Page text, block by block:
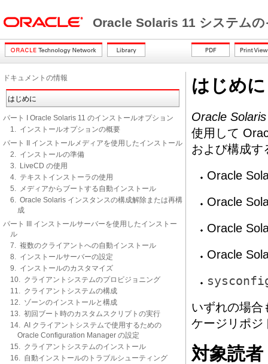
Oracle Solaris 11 システム
ドキュメントの情報
はじめに
パート I Oracle Solaris 11 のインストールオプション
1. インストールオプションの概要
パート II インストールメディアを使用したインストール
2. インストールの準備
3. LiveCD の使用
4. テキストインストーラの使用
5. メディアからブートする自動インストール
6. Oracle Solaris インスタンスの構成解除または再構
成
パート III インストールサーバーを使用したインストー
ル
7. 複数のクライアントへの自動インストール
8. インストールサーバーの設定
9. インストールのカスタマイズ
10. クライアントシステムのプロビジョニング
11. クライアントシステムの構成
12. ゾーンのインストールと構成
13. 初回ブート時のカスタムスクリプトの実行
14. AI クライアントシステムで使用するための
Oracle Configuration Manager の設定
15. クライアントシステムのインストール
16. 自動インストールのトラブルシューティング
はじめに
Oracle
使用して
および構成す
Oracle
Oracle
Oracle
Oracle
いずれの場合
ケージリポジ
対象読者